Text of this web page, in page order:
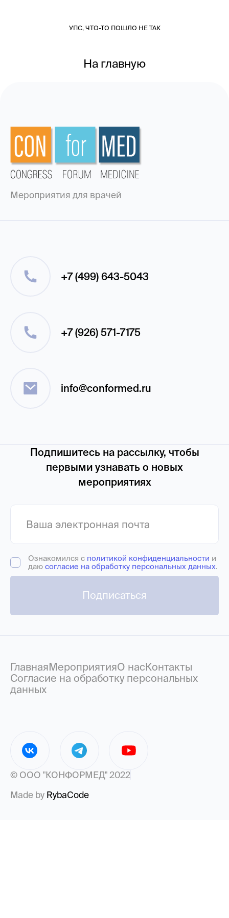
УПС, ЧТО-ТО ПОШЛО НЕ ТАК
На главную
Мероприятия для врачей
+7 (499) 643-5043
+7 (926) 571-7175
info@conformed.ru
Подпишитесь на рассылку, чтобы
первыми узнавать о новых
мероприятиях
Ознакомился с политикой конфиденциальности и
даю согласие на обработку персональных данных.
Подписаться
ГлавнаяМероприятияО насКонтакты
Согласие на обработку персональных
данных
© ООО "КОНФОРМЕД" 2022
Made by RybaCode